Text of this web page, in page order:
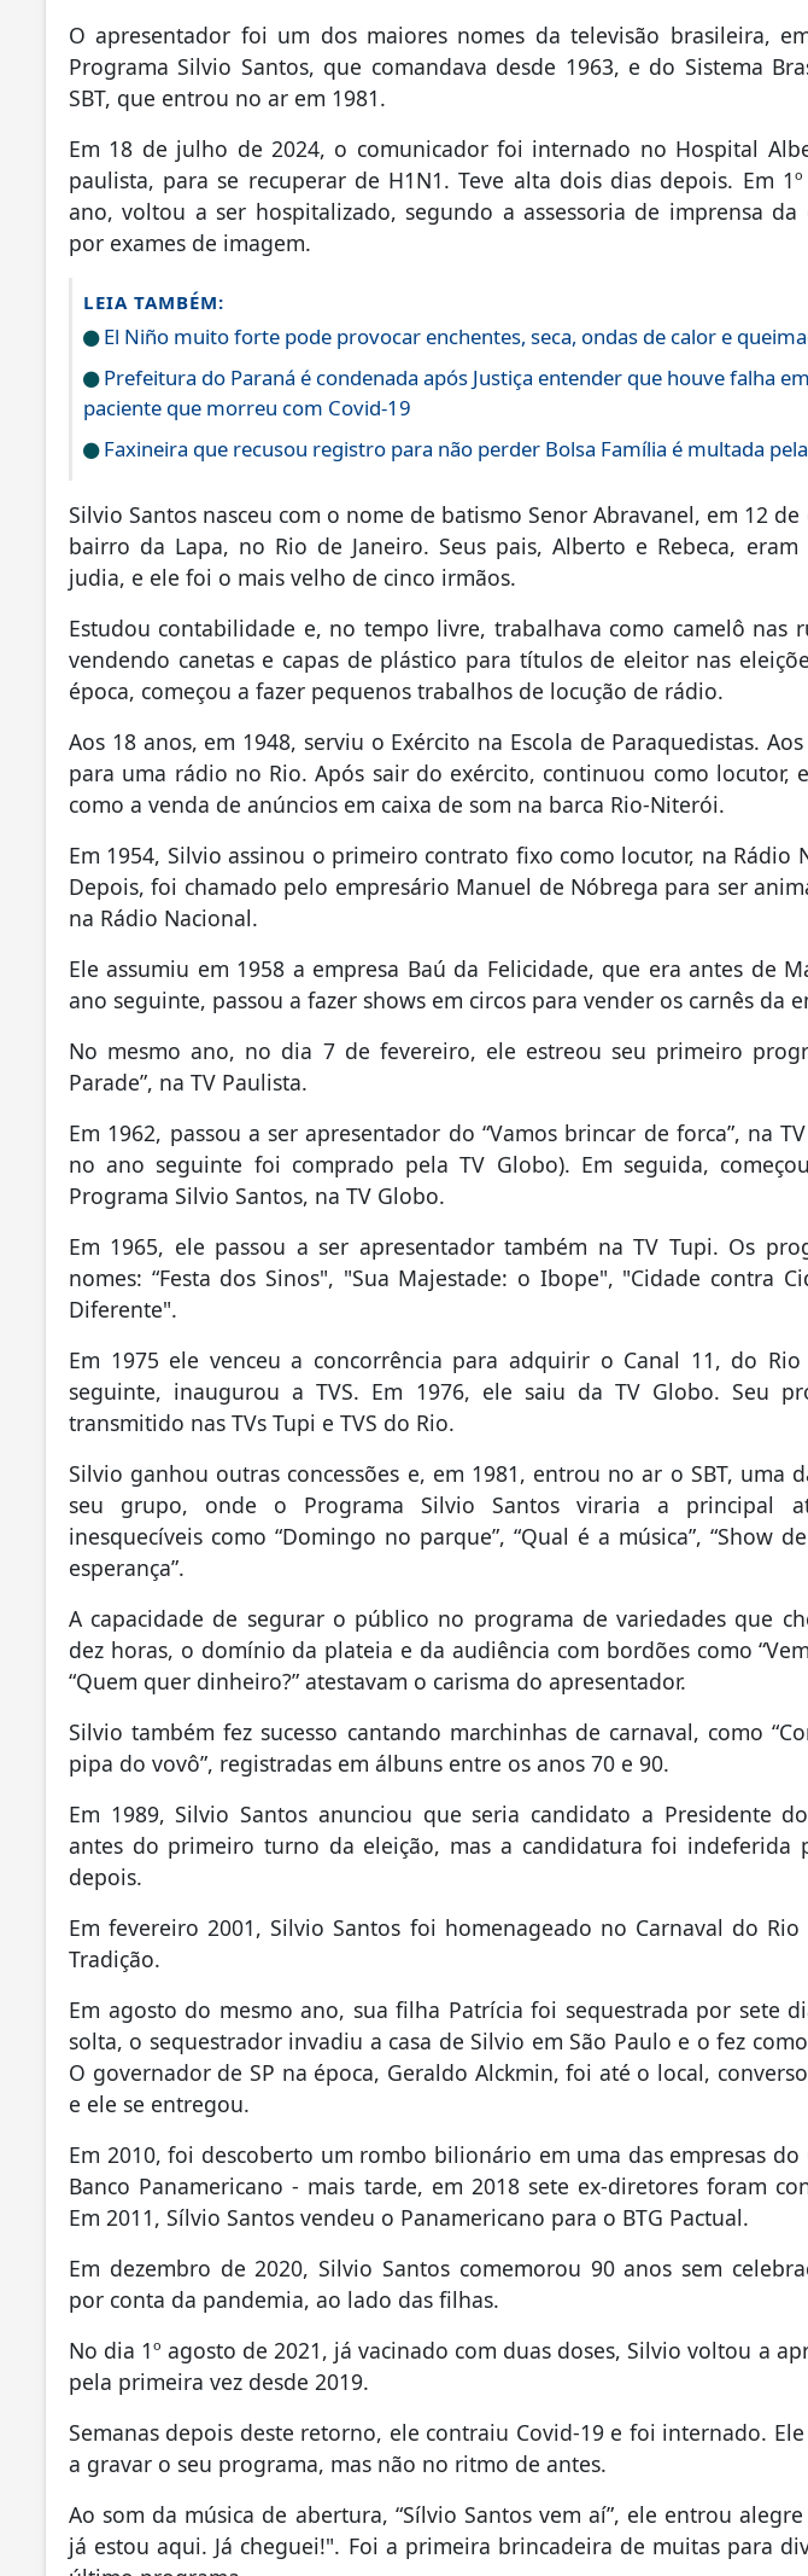
O apresentador foi um dos maiores nomes da televisão brasileira,
Programa Silvio Santos, que comandava desde 1963, e do Sistema
SBT, que entrou no ar em 1981.
Em 18 de julho de 2024, o comunicador foi internado no Hospital
paulista, para se recuperar de H1N1. Teve alta dois dias depois. Em
ano, voltou a ser hospitalizado, segundo a assessoria de imprensa da
por exames de imagem.
LEIA TAMBÉM:
El Niño muito forte pode provocar enchentes, seca, ondas de calor e
Prefeitura do Paraná é condenada após Justiça entender que houve falha
paciente que morreu com Covid-19
Faxineira que recusou registro para não perder Bolsa Família é multada pela
Silvio Santos nasceu com o nome de batismo Senor Abravanel, em 12
bairro da Lapa, no Rio de Janeiro. Seus pais, Alberto e Rebeca,
judia, e ele foi o mais velho de cinco irmãos.
Estudou contabilidade e, no tempo livre, trabalhava como camelô nas
vendendo canetas e capas de plástico para títulos de eleitor nas
época, começou a fazer pequenos trabalhos de locução de rádio.
Aos 18 anos, em 1948, serviu o Exército na Escola de Paraquedistas.
para uma rádio no Rio. Após sair do exército, continuou como locutor,
como a venda de anúncios em caixa de som na barca Rio-Niterói.
Em 1954, Silvio assinou o primeiro contrato fixo como locutor, na Rádio
Depois, foi chamado pelo empresário Manuel de Nóbrega para ser
na Rádio Nacional.
Ele assumiu em 1958 a empresa Baú da Felicidade, que era antes de
ano seguinte, passou a fazer shows em circos para vender os carnês da
No mesmo ano, no dia 7 de fevereiro, ele estreou seu primeiro
Parade”, na TV Paulista.
Em 1962, passou a ser apresentador do “Vamos brincar de forca”, na
no ano seguinte foi comprado pela TV Globo). Em seguida,
Programa Silvio Santos, na TV Globo.
Em 1965, ele passou a ser apresentador também na TV Tupi. Os
nomes: “Festa dos Sinos", "Sua Majestade: o Ibope", "Cidade contra
Diferente".
Em 1975 ele venceu a concorrência para adquirir o Canal 11, do
seguinte, inaugurou a TVS. Em 1976, ele saiu da TV Globo. Seu
transmitido nas TVs Tupi e TVS do Rio.
Silvio ganhou outras concessões e, em 1981, entrou no ar o SBT, uma
seu grupo, onde o Programa Silvio Santos viraria a principal
inesquecíveis como “Domingo no parque”, “Qual é a música”, “Show
esperança”.
A capacidade de segurar o público no programa de variedades que
dez horas, o domínio da plateia e da audiência com bordões como
“Quem quer dinheiro?” atestavam o carisma do apresentador.
Silvio também fez sucesso cantando marchinhas de carnaval, como
pipa do vovô”, registradas em álbuns entre os anos 70 e 90.
Em 1989, Silvio Santos anunciou que seria candidato a Presidente
antes do primeiro turno da eleição, mas a candidatura foi indeferida
depois.
Em fevereiro 2001, Silvio Santos foi homenageado no Carnaval do
Tradição.
Em agosto do mesmo ano, sua filha Patrícia foi sequestrada por sete
solta, o sequestrador invadiu a casa de Silvio em São Paulo e o fez
O governador de SP na época, Geraldo Alckmin, foi até o local,
e ele se entregou.
Em 2010, foi descoberto um rombo bilionário em uma das empresas do
Banco Panamericano - mais tarde, em 2018 sete ex-diretores foram
Em 2011, Sílvio Santos vendeu o Panamericano para o BTG Pactual.
Em dezembro de 2020, Silvio Santos comemorou 90 anos sem
por conta da pandemia, ao lado das filhas.
No dia 1º agosto de 2021, já vacinado com duas doses, Silvio voltou a
pela primeira vez desde 2019.
Semanas depois deste retorno, ele contraiu Covid-19 e foi internado.
a gravar o seu programa, mas não no ritmo de antes.
Ao som da música de abertura, “Sílvio Santos vem aí”, ele entrou
já estou aqui. Já cheguei!". Foi a primeira brincadeira de muitas para